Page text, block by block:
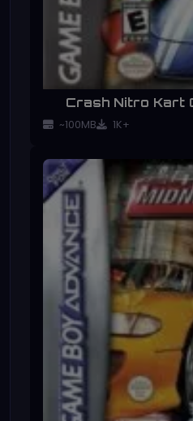
Crash Nitro Kart
~100MB 1K+